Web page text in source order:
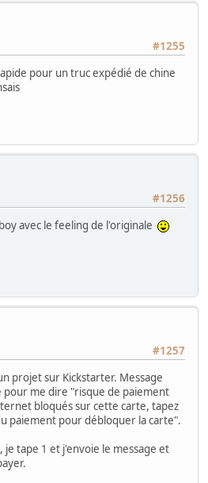
#1255
pour un truc expédié de chine
#1256
avec le feeling de l'originale
#1257
projet sur Kickstarter. Message
pour me dire "risque de paiement
bloqués sur cette carte, tapez
paiement pour débloquer la carte".
je tape 1 et j'envoie le message et